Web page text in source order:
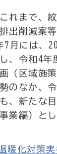
れまで、
出削減案
月には、
、令和4
（区域施
のなか、
、新たな
業編）と
暖化対策